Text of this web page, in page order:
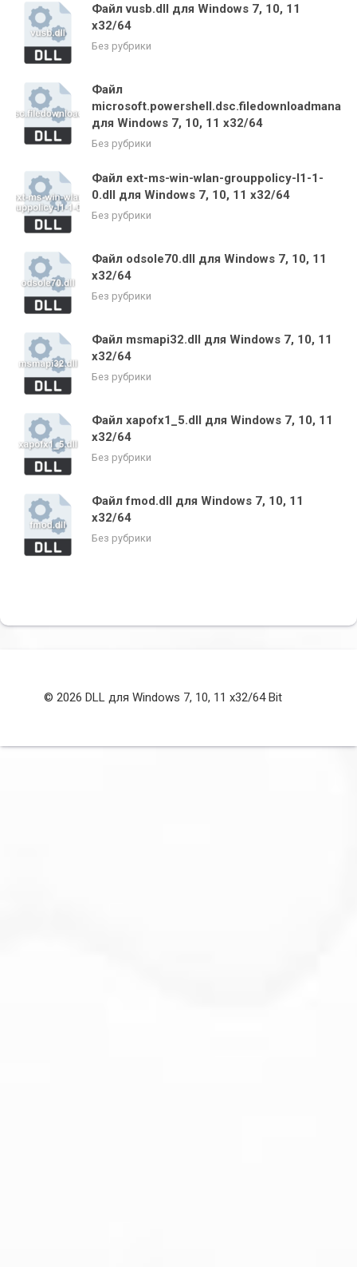
Файл vusb.dll для Windows 7, 10, 11
x32/64
Без рубрики
Файл
для Windows 7, 10, 11 x32/64
Без рубрики
Файл ext-ms-win-wlan-grouppolicy-l1-1-
0.dll для Windows 7, 10, 11 x32/64
Без рубрики
Файл odsole70.dll для Windows 7, 10, 11
x32/64
Без рубрики
Файл msmapi32.dll для Windows 7, 10, 11
x32/64
Без рубрики
Файл xapofx1_5.dll для Windows 7, 10, 11
x32/64
Без рубрики
Файл fmod.dll для Windows 7, 10, 11
x32/64
Без рубрики
© 2026 DLL для Windows 7, 10, 11 x32/64 Bit